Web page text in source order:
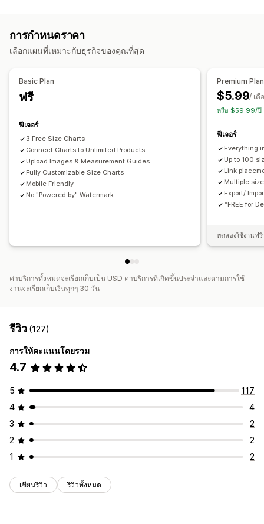
ตัวเลือกการแสดงผล
ไอคอนที่กำหนดเอง
นำเข้าและส่งออก
หลายภาษา
การเปลี่ยนรูปแบบตามการแสดงผลบนมือถือ
ตารางขนาด
การแปล
การกำหนดราคา
เลือกแผนที่เหมาะกับธุรกิจของคุณที่สุด
Basic Plan
ฟรี
ฟีเจอร์
3 Free Size Charts
Connect Charts to Unlimited Products
Upload Images & Measurement Guides
Fully Customizable Size Charts
Mobile Friendly
No "Powered by" Watermark
Premium Plan
$5.99/ เดื
หรือ $59.99/ปี
ฟีเจอร์
Everything
Up to 100
Link
Multiple
Export/
*FREE for
ทดลองใช้งานฟ
ค่าบริการทั้งหมดจะเรียกเก็บเป็น USD ค่าบริการที่เกิดขึ้นประจำและตามการใช้
งานจะเรียกเก็บเงินทุกๆ 30 วัน
รีวิว (127)
การให้คะแนนโดยรวม
4.7
5
117
4
4
3
2
2
2
1
2
เขียนรีวิว รีวิวทั้งหมด